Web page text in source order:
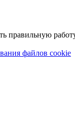
файлов cookie